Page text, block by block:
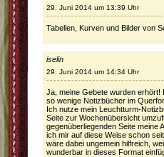
29. Juni 2014 um 13:39 Uhr
Tabellen, Kurven und Bilder von
iselin
29. Juni 2014 um 14:34 Uhr
Ja, meine Gebete wurden
so wenige Notizbücher im
Ich nutze mein Leuchtturm-
Seite zur Wochenübersicht
gegenüberliegenden Seite meine
ich mir auf diese Weise schon
wäre dabei ungemein hilfreich,
wunderbar in dieses Format